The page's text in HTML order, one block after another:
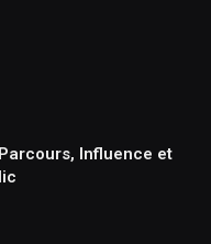
Influence et